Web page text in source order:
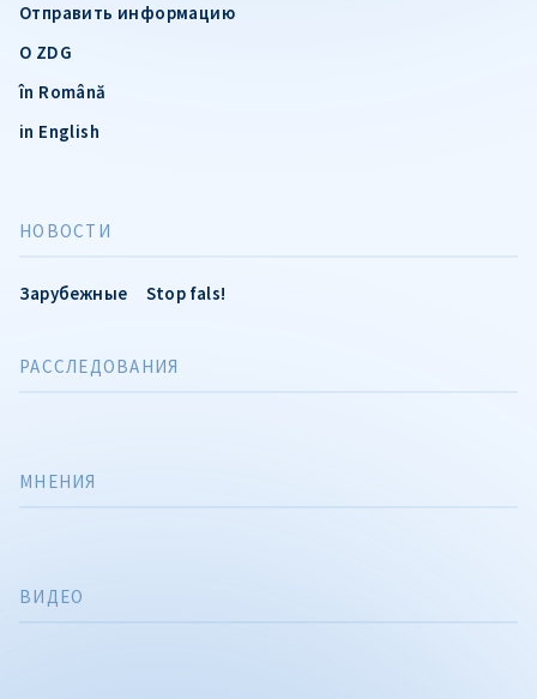
Отправить информацию
О ZDG
în Română
in English
НОВОСТИ
Зарубежные Stop fals!
РАССЛЕДОВАНИЯ
МНЕНИЯ
ВИДЕО